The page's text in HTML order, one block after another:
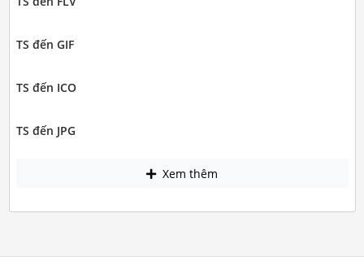
TS đến GIF
TS đến ICO
TS đến JPG
Xem thêm